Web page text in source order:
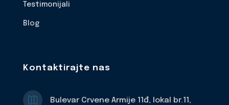
Testimonijali
Blog
Kontaktirajte nas

Bulevar Crvene Armije 11đ, lokal br.11,